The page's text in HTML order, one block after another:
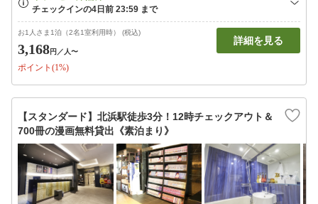
お1人さま1泊（2名1室利用時） (税込)
3,168円 ／人〜
ポイント(1%)
詳細を見る
【スタンダード】北浜駅徒歩3分！12時チェックアウト＆
700冊の漫画無料貸出《素泊まり》